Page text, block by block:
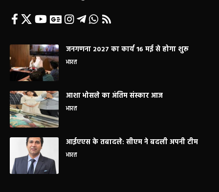
जनगणना 2027 का कार्य 16 मई से होगा शुरू
भारत
आशा भोसले का अंतिम संस्कार आज
भारत
आईएएस के तबादले: सीएम ने बदली अपनी टीम
भारत